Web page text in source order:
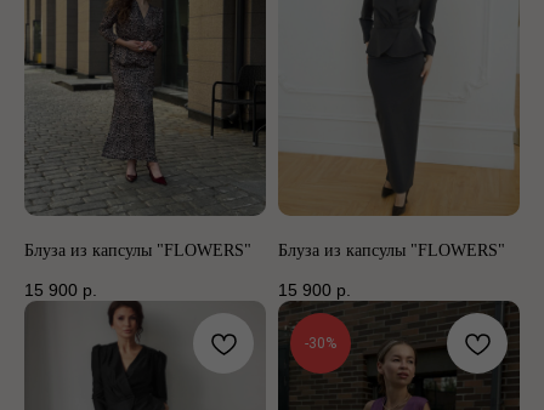
Блуза из капсулы "FLOWERS"
15 900 р.
Блуза из капсулы "FLOWERS"
15 900 р.
-30%